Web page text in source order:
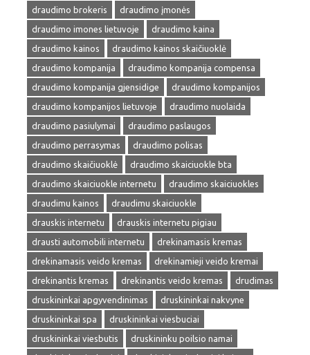
draudimo brokeris
draudimo įmonės
draudimo imones lietuvoje
draudimo kaina
draudimo kainos
draudimo kainos skaičiuoklė
draudimo kompanija
draudimo kompanija compensa
draudimo kompanija gjensidige
draudimo kompanijos
draudimo kompanijos lietuvoje
draudimo nuolaida
draudimo pasiulymai
draudimo paslaugos
draudimo perrasymas
draudimo polisas
draudimo skaičiuoklė
draudimo skaiciuokle bta
draudimo skaiciuokle internetu
draudimo skaiciuokles
draudimu kainos
draudimu skaiciuokle
drauskis internetu
drauskis internetu pigiau
drausti automobili internetu
drekinamasis kremas
drekinamasis veido kremas
drekinamieji veido kremai
drekinantis kremas
drekinantis veido kremas
drudimas
druskininkai apgyvendinimas
druskininkai nakvyne
druskininkai spa
druskininkai viesbuciai
druskininkai viesbutis
druskininku poilsio namai